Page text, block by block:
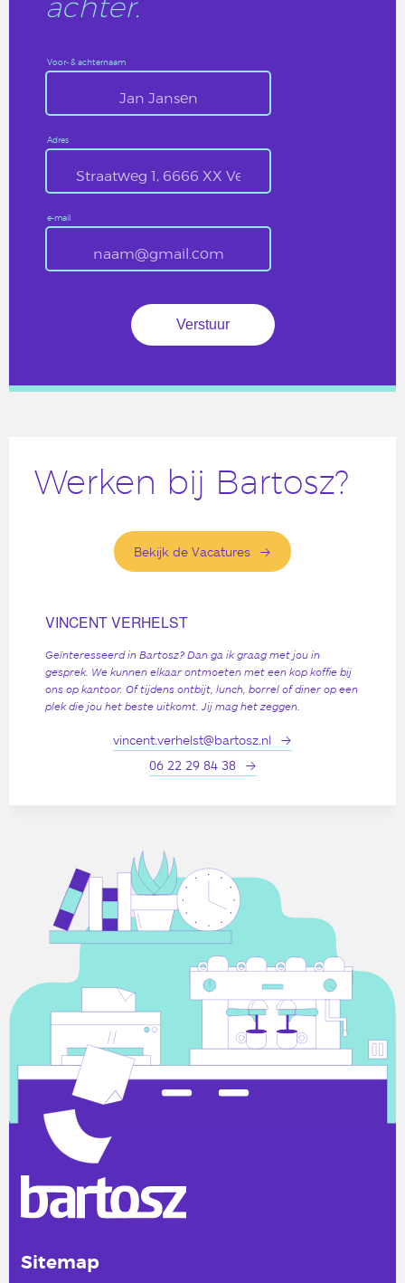
Voor- & achternaam
Adres
e-mail
Werken bij Bartosz?
Bekijk de Vacatures
VINCENT VERHELST
Geïnteresseerd in Bartosz? Dan ga ik graag met jou in
gesprek. We kunnen elkaar ontmoeten met een kop koffie bij
ons op kantoor. Of tijdens ontbijt, lunch, borrel of diner op een
plek die jou het beste uitkomt. Jij mag het zeggen.
vincent.verhelst@bartosz.nl
06 22 29 84 38
Sitemap